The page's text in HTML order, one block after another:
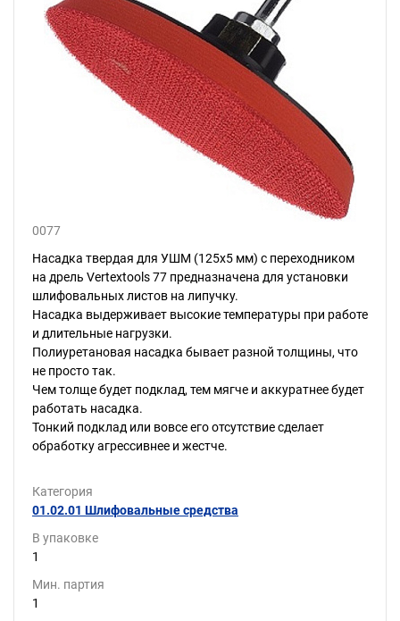
0077
Насадка твердая для УШМ (125х5 мм) с переходником
на дрель Vertextools 77 предназначена для установки
шлифовальных листов на липучку.
Насадка выдерживает высокие температуры при работе
и длительные нагрузки.
Полиуретановая насадка бывает разной толщины, что
не просто так.
Чем толще будет подклад, тем мягче и аккуратнее будет
работать насадка.
Тонкий подклад или вовсе его отсутствие сделает
обработку агрессивнее и жестче.
Категория
01.02.01 Шлифовальные средства
В упаковке
1
Мин. партия
1